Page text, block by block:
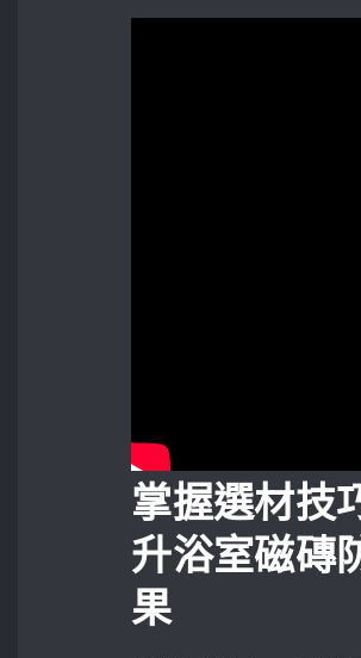
掌握選材技
升浴室磁磚
果